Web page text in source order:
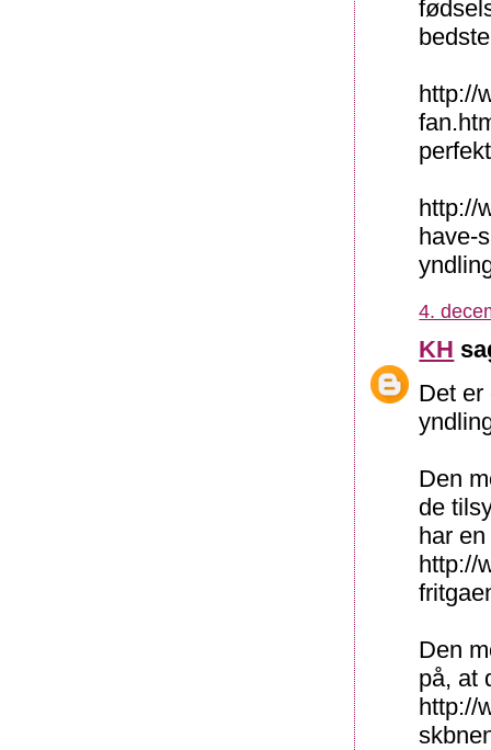
http://
http://
have-
4.
KH
Det
Den
de
har
http://
Den
på, at
http://